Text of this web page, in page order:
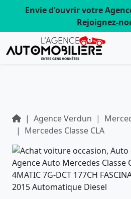
Envie d'ouvrir votre
Rejoignez-
Agence Verdun
Mercedes Classe CLA